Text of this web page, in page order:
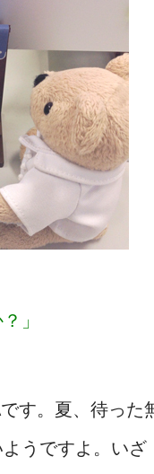
」
す。夏、待った
うですよ。いざ